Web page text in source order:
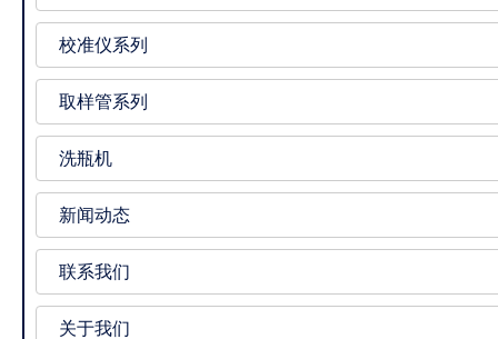
校准仪系列
取样管系列
洗瓶机
新闻动态
联系我们
关于我们